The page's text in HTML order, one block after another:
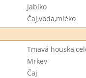
Jablko
Čaj,voda,mléko
Tmavá
Mrkev
Čaj